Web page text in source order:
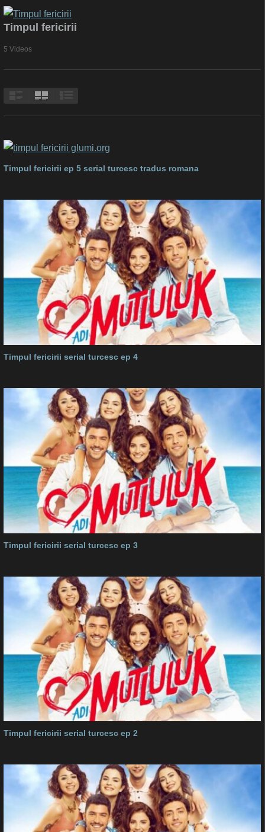
Timpul fericirii
5 Videos
Timpul fericirii ep 5 serial turcesc tradus romana
Timpul fericirii serial turcesc ep 4
Timpul fericirii serial turcesc ep 3
Timpul fericirii serial turcesc ep 2